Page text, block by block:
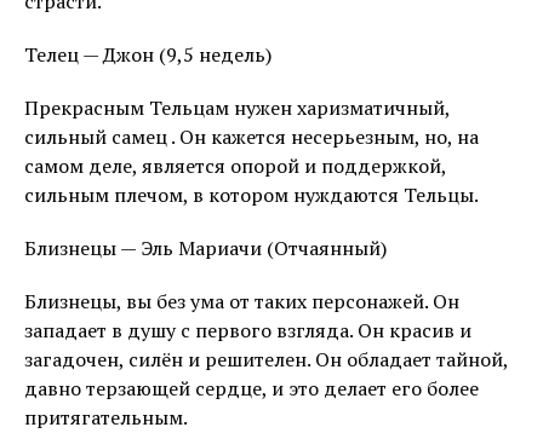
Телец — Джон (9,5 недель)
Прекрасным Тельцам нужен харизматичный,
сильный самец . Он кажется несерьезным, но, на
самом деле, является опорой и поддержкой,
сильным плечом, в котором нуждаются Тельцы.
Близнецы — Эль Мариачи (Отчаянный)
Близнецы, вы без ума от таких персонажей. Он
западает в душу с первого взгляда. Он красив и
загадочен, силён и решителен. Он обладает тайной,
давно терзающей сердце, и это делает его более
притягательным.